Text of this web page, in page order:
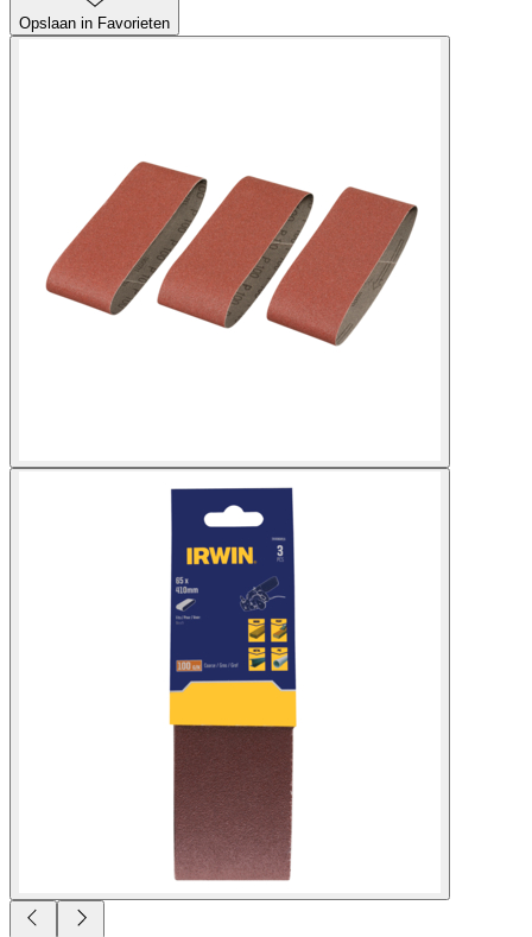
Opslaan in Favorieten